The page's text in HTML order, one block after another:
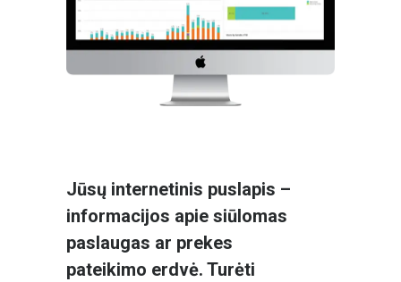
Jūsų internetinis puslapis –
informacijos apie siūlomas
paslaugas ar prekes
pateikimo erdvė. Turėti